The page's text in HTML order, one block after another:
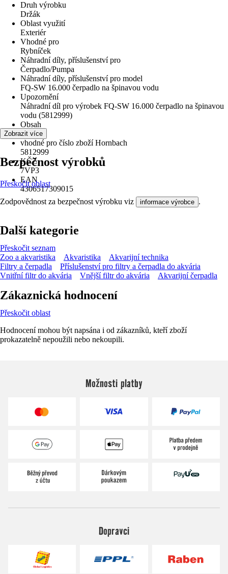
Druh výrobku
Držák
Oblast využití
Exteriér
Vhodné pro
Rybníček
Náhradní díly, příslušenství pro
Čerpadlo/Pumpa
Náhradní díly, příslušenství pro model
FQ-SW 16.000 čerpadlo na špinavou vodu
Upozornění
Náhradní díl pro výrobek FQ-SW 16.000 čerpadlo na špinavou
vodu (5812999)
Obsah
1 Kus
vhodné pro číslo zboží Hornbach
5812999
KČZ
7VP3
EAN
4306517309015
Zobrazit více
Bezpečnost výrobků
Přeskočit oblast
Zodpovědnost za bezpečnost výrobku viz informace výrobce .
Další kategorie
Přeskočit seznam
Zoo a akvaristika
Akvaristika
Akvarijní technika
Filtry a čerpadla
Příslušenství pro filtry a čerpadla do akvária
Vnitřní filtr do akvária
Vnější filtr do akvária Akvarijní čerpadla
Zákaznická hodnocení
Přeskočit oblast
Hodnocení mohou být napsána i od zákazníků, kteří zboží
prokazatelně nepoužili nebo nekoupili.
Možnosti platby
Dopravci